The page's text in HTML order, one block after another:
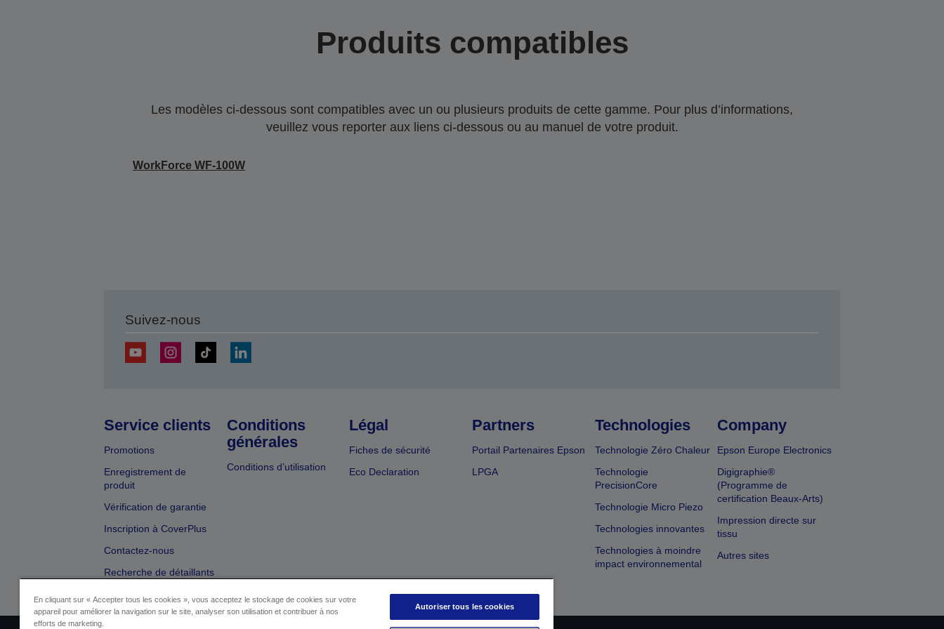
Produits compatibles
Les modèles ci-dessous sont compatibles avec un ou plusieurs produits de cette gamme. Pour plus d’informations,
veuillez vous reporter aux liens ci-dessous ou au manuel de votre produit.
WorkForce WF-100W
Suivez-nous
Service clients
Promotions
Enregistrement de
produit
Vérification de garantie
Inscription à CoverPlus
Contactez-nous
Recherche de détaillants
Conditions
générales
Conditions d’utilisation
Légal
Fiches de sécurité
Eco Declaration
Partners
Portail Partenaires Epson
LPGA
Technologies
Technologie Zéro Chaleur
Technologie
PrecisionCore
Technologie Micro Piezo
Technologies innovantes
Technologies à moindre
impact environnemental
Company
Epson Europe Electronics
Digigraphie®
(Programme de
certification Beaux-Arts)
Impression directe sur
tissu
Autres sites
En cliquant sur « Accepter tous les cookies », vous acceptez le stockage de cookies sur votre
appareil pour améliorer la navigation sur le site, analyser son utilisation et contribuer à nos
efforts de marketing.
Autoriser tous les cookies